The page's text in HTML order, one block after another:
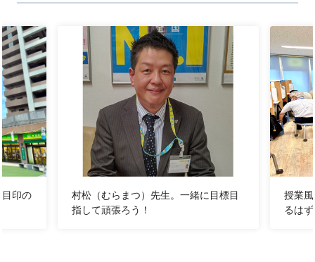
この度は明光義塾鹿島田教室のＨＰをご覧頂きありがと
うございます。教室長の村松と申します。
教室長として生徒さまのために日々できることを考えて
運営しています。
勉強が嫌だなと思っている生徒さまにも勉強が楽しい！
など思って貰えるように講師と取り組んでいます。
私自身教室長を15年以上経験しており、受験対策や成
績UP対策なども自信を持って取り組んでます！
多くの生徒さま・保護者さまとお話できることを楽しみ
印の
村松（むらまつ）先生。一緒に目標目
指して頑張ろう！
授業
るは